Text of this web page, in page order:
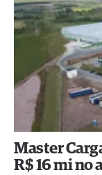
Master
R$ 16 mi no